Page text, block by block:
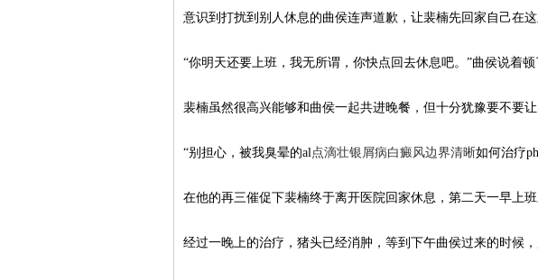
意识到打扰到别人休息的曲侯连声道歉，让裴楠先回家自己在这
“你明天还要上班，我无所谓，你快点回去休息吧。”曲侯说着
裴楠虽然很高兴能够和曲侯一起共进晚餐，但十分犹豫要不要
“别担心，被我臭晕的al点滴壮银屑病白癜风边界清晰如何治疗
在他的再三催促下裴楠终于离开医院回家休息，第二天一早上
经过一晚上的治疗，猪头已经消肿，等到下午曲侯过来的时候